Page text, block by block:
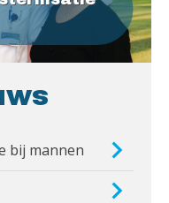
bij mannen